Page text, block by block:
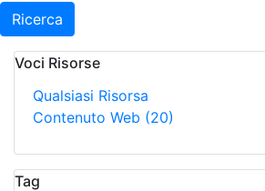
Ricerca
Voci Risorse
Qualsiasi Risorsa
Contenuto Web (20)
Tag